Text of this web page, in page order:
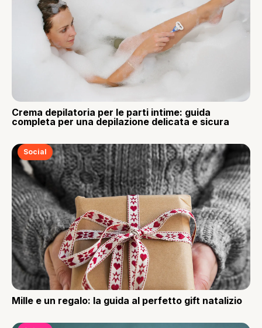
Crema depilatoria per le parti intime: guida
completa per una depilazione delicata e sicura
Social
Mille e un regalo: la guida al perfetto gift natalizio